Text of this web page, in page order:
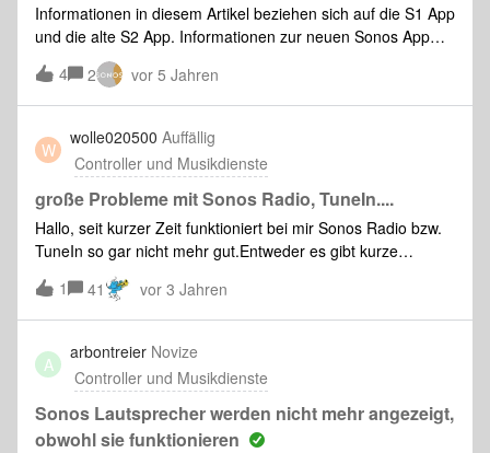
Informationen in diesem Artikel beziehen sich auf die S1 App
und die alte S2 App. Informationen zur neuen Sonos App
findet ihr in unserer Info Hub Sektion. Du hast also
deinen ersten Sonos Lautsprecher gekauft, ihn
angeschlossen, die Sonos App heruntergeladen und die
Einrichtung abgeschlossen. Was nun? Dies ist keine
umfassende Anleitung zur Verwendung der Sonos Apps und
ihrer Funktionen, sondern eine Einführung für dich als neuer
Sonos Benutzer, damit du die Grundlagen der Verwendung
besser verstehst, was die Unterschiede in den Apps sind
und die Anfänge dessen, was die Apps für dein neues
Sonos System tun können. Wenn du Hilfe bei der
Verwendung der Sonos App suchst und hier nicht fündig
haben eine sehr hilfsbereite Community. Wie für alle Apps
gelten auch für unsere Mindestanforderungen an das
System. Wenn diese jedoch nicht erfüllt sind, kann die
Sonos App möglicherw
4 2 vor 5 Jahren
W
wolle020500 Auffällig
Controller und Musikdienste
große Probleme mit Sonos Radio, TuneIn....
Hallo, seit kurzer Zeit funktioniert bei mir Sonos Radio bzw.
TuneIn so gar nicht mehr gut.Entweder es gibt kurze
Aussetzer (2-3 Sekunden) oder bei TuneIn (auch TuneIn
über Sonos Radio) werden Inhalte “übersprungen” oder
durch ein Lied ersetzt was bereit läuft oder, was sehr häufig
vorkommt, auf mal die TuneIn App vom vorne beginnt (mit
dem “TUNEIN” Einspieler)…...also Re-Start….Ich habe an
meinen Einstellungen nichts vorgenommen. Lt. Speedtest
habe ich durchgehend 50Mbit und 13ms Ping. Was kann
das sein?Andere Dienste, z.B. Amazon oder Spotify laufen
1 41 vor 3 Jahren
A
arbontreier Novize
Controller und Musikdienste
Sonos Lautsprecher werden nicht mehr angezeigt,
obwohl sie funktionieren